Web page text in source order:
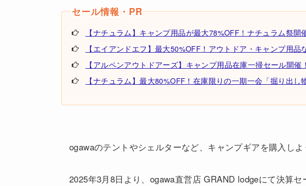
【ナチュラム】キャンプ用品が最大78%OFF！ナチュラム祭開
【エイアンドエフ】最大50%OFF！アウトドア・キャンプ用品
【アルペンアウトドアーズ】キャンプ用品在庫一掃セール開催
【ナチュラム】最大80%OFF！在庫限りの一期一会「掘り出し
ogawaのテントやシェルターなど、キャンプギアを購入しよ
2025年3月8日より、ogawa直営店 GRAND lodgeにて決算セ